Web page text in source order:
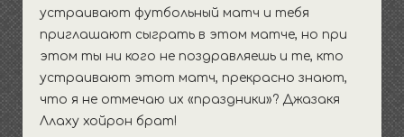
устраивают футбольный матч и тебя
приглашают сыграть в этом матче, но при
этом ты ни кого не поздравляешь и те, кто
устраивают этот матч, прекрасно знают,
что я не отмечаю их «праздники»? Джазакя
Ллаху хойрон брат!